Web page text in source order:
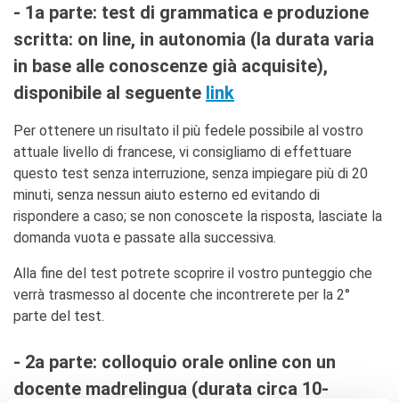
- 1a parte: test di grammatica e produzione
scritta: on line, in autonomia (la durata varia
in base alle conoscenze già acquisite),
disponibile al seguente link
Per ottenere un risultato il più fedele possibile al vostro
attuale livello di francese, vi consigliamo di effettuare
questo test senza interruzione, senza impiegare più di 20
minuti, senza nessun aiuto esterno ed evitando di
rispondere a caso; se non conoscete la risposta, lasciate la
domanda vuota e passate alla successiva.
Alla fine del test potrete scoprire il vostro punteggio che
verrà trasmesso al docente che incontrerete per la 2°
parte del test.
- 2a parte: colloquio orale online con un
docente madrelingua (durata circa 10-